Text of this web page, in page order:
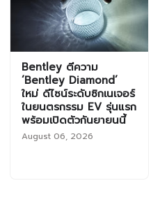
Bentley ตีความ
‘Bentley Diamond’
ใหม่ ดีไซน์ระดับซิกเนเจอร์
ในยนตรกรรม EV รุ่นแรก
พร้อมเปิดตัวกันยายนนี้
August 06, 2026